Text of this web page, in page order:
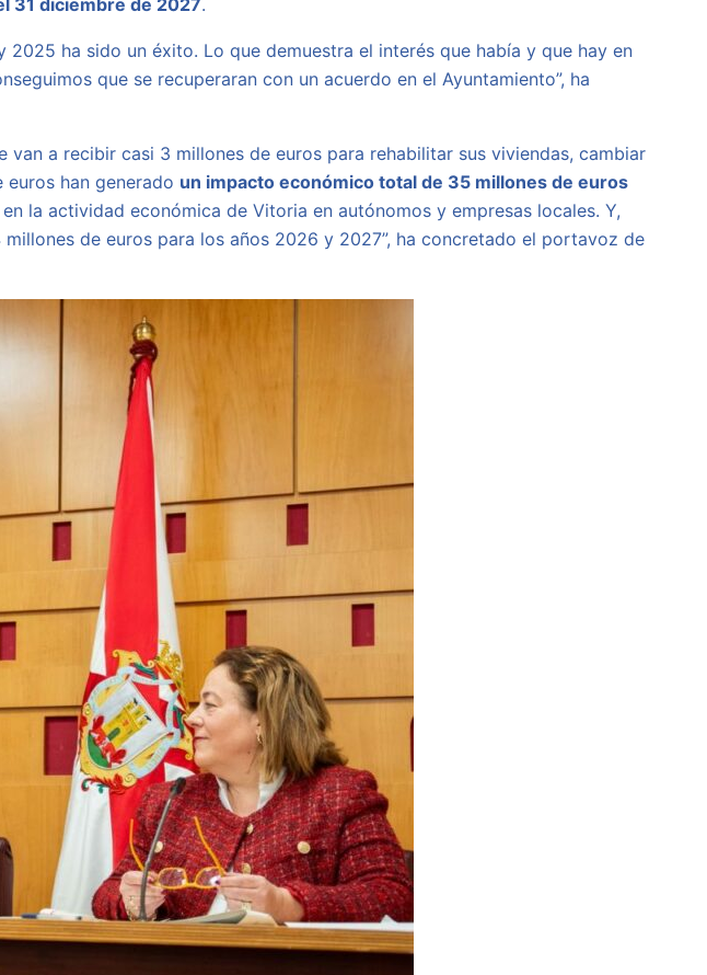
ha sido un éxito. Lo que demuestra el interés que había y que hay en
que se recuperaran con un acuerdo en el Ayuntamiento”, ha
a recibir casi 3 millones de euros para rehabilitar sus viviendas, cambiar
han generado un impacto económico total de 35 millones de euros
la actividad económica de Vitoria en autónomos y empresas locales. Y,
de euros para los años 2026 y 2027”, ha concretado el portavoz de